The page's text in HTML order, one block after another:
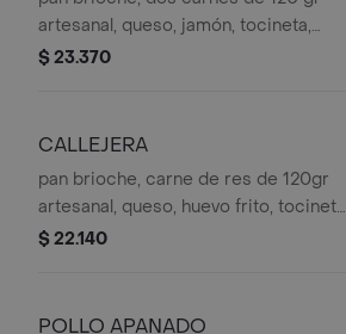
artesanal, queso, jamón, tocineta,
lechuga, tomate cebolla, grille, salsas
$ 23.370
CALLEJERA
pan brioche, carne de res de 120gr
artesanal, queso, huevo frito, tocineta,
jamón, papa chip, lechuga, tomate,
$ 22.140
POLLO APANADO